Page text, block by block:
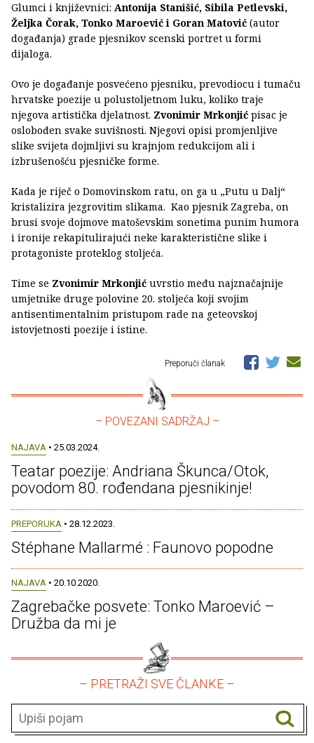
Glumci i književnici: Antonija Stanišić, Sibila Petlevski,
Željka Čorak, Tonko Maroević i Goran Matović (autor
događanja) grade pjesnikov scenski portret u formi
dijaloga.
Ovo je događanje posvećeno pjesniku, prevodiocu i tumaču
hrvatske poezije u polustoljetnom luku, koliko traje
njegova artistička djelatnost. Zvonimir Mrkonjić pisac je
oslobođen svake suvišnosti. Njegovi opisi promjenljive
slike svijeta dojmljivi su krajnjom redukcijom ali i
izbrušenošću pjesničke forme.
Kada je riječ o Domovinskom ratu, on ga u „Putu u Dalj“
kristalizira jezgrovitim slikama. Kao pjesnik Zagreba, on
brusi svoje dojmove matoševskim sonetima punim humora
i ironije rekapitulirajući neke karakteristične slike i
protagoniste proteklog stoljeća.
Time se Zvonimir Mrkonjić uvrstio među najznačajnije
umjetnike druge polovine 20. stoljeća koji svojim
antisentimentalnim pristupom rade na geteovskoj
istovjetnosti poezije i istine.
Preporuči članak
– POVEZANI SADRŽAJ –
NAJAVA • 25.03.2024.
Teatar poezije: Andriana Škunca/Otok,
povodom 80. rođendana pjesnikinje!
PREPORUKA • 28.12.2023.
Stéphane Mallarmé : Faunovo popodne
NAJAVA • 20.10.2020.
Zagrebačke posvete: Tonko Maroević –
Družba da mi je
– PRETRAŽI SVE ČLANKE –